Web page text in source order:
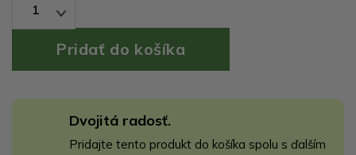
1
Dvojitá radosť.
Pridajte tento produkt do košíka spolu s ďalším